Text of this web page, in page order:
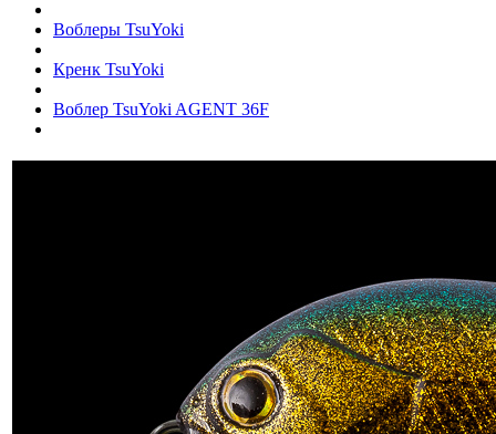
Воблеры TsuYoki
Кренк TsuYoki
Воблер TsuYoki AGENT 36F